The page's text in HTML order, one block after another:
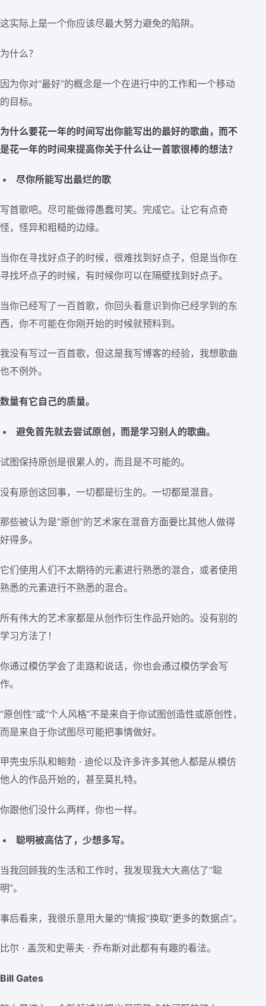
这实际上是一个你应该尽最大努力避免的陷阱。
为什么？
因为你对“最好”的概念是一个在进行中的工作和一个移动
的目标。
为什么要花一年的时间写出你能写出的最好的歌曲，而不
是花一年的时间来提高你关于什么让一首歌很棒的想法？
尽你所能写出最烂的歌
写首歌吧。尽可能做得愚蠢可笑。完成它。让它有点奇
怪，怪异和粗糙的边缘。
当你在寻找好点子的时候，很难找到好点子，但是当你在
寻找坏点子的时候，有时候你可以在隔壁找到好点子。
当你已经写了一百首歌，你回头看意识到你已经学到的东
西，你不可能在你刚开始的时候就预料到。
我没有写过一百首歌，但这是我写博客的经验，我想歌曲
也不例外。
数量有它自己的质量。
避免首先就去尝试原创，而是学习别人的歌曲。
试图保持原创是很累人的，而且是不可能的。
没有原创这回事，一切都是衍生的。一切都是混音。
那些被认为是“原创”的艺术家在混音方面要比其他人做得
好得多。
它们使用人们不太期待的元素进行熟悉的混合，或者使用
熟悉的元素进行不熟悉的混合。
所有伟大的艺术家都是从创作衍生作品开始的。没有别的
学习方法了！
你通过模仿学会了走路和说话，你也会通过模仿学会写
作。
“原创性”或“个人风格”不是来自于你试图创造性或原创性，
而是来自于你试图尽可能把事情做好。
甲壳虫乐队和鲍勃 · 迪伦以及许多许多其他人都是从模仿
他人的作品开始的，甚至莫扎特。
你跟他们没什么两样，你也一样。
聪明被高估了，少想多写。
当我回顾我的生活和工作时，我发现我大大高估了“聪
明”。
事后看来，我很乐意用大量的“情报”换取“更多的数据点”。
比尔 · 盖茨和史蒂夫 · 乔布斯对此都有有趣的看法。
Bill Gates